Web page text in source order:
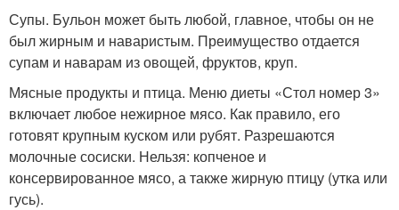
Супы. Бульон может быть любой, главное, чтобы он не
был жирным и наваристым. Преимущество отдается
супам и наварам из овощей, фруктов, круп.
Мясные продукты и птица. Меню диеты «Стол номер 3»
включает любое нежирное мясо. Как правило, его
готовят крупным куском или рубят. Разрешаются
молочные сосиски. Нельзя: копченое и
консервированное мясо, а также жирную птицу (утка или
гусь).